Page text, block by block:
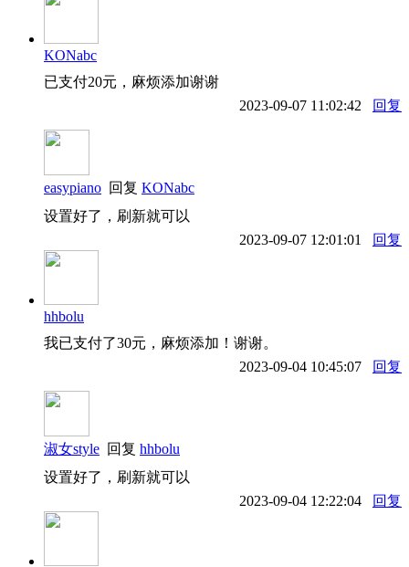
KONabc
已支付20元，麻烦添加谢谢
2023-09-07 11:02:42
回复
easypiano 回复 KONabc
设置好了，刷新就可以
2023-09-07 12:01:01
回复
hhbolu
我已支付了30元，麻烦添加！谢谢。
2023-09-04 10:45:07
回复
淑女style 回复 hhbolu
设置好了，刷新就可以
2023-09-04 12:22:04
回复